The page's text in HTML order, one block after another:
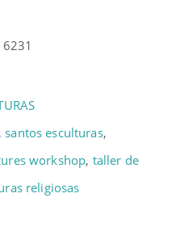
santos esculturas,
workshop, taller de
religiosas